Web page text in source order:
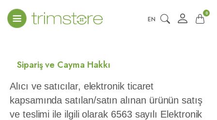
EN
0
Sipariş ve Cayma Hakkı
Alıcı ve satıcılar, elektronik ticaret
kapsamında satılan/satın alınan ürünün satış
ve teslimi ile ilgili olarak 6563 sayılı Elektronik